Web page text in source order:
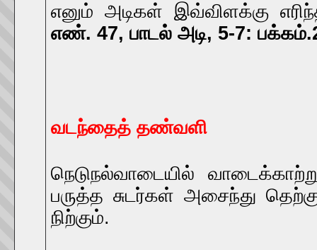
எனும் அடிகள் இவ்விளக்கு
எண். 47, பாடல் அடி, 5-7:
வடந்தைத் தண்வளி
நெடுநல்வாடையில்
பருத்த சுடர்கள் அசைந்து
நிற்கும்.